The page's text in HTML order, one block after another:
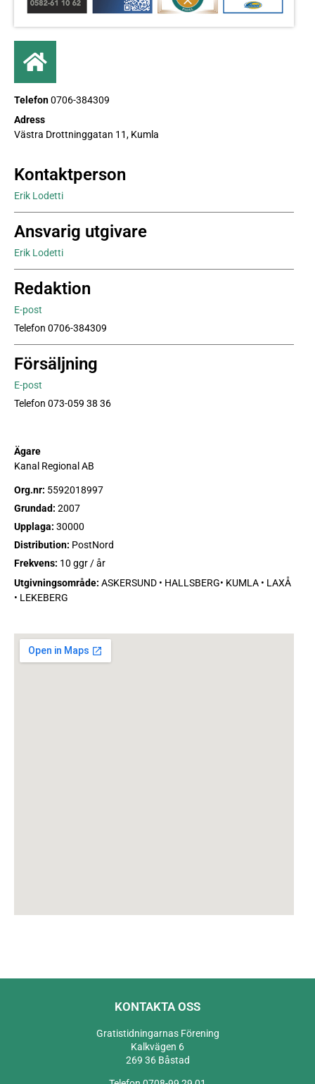
Telefon0706-384309
Adress
Västra Drottninggatan 11, Kumla
Kontaktperson
Erik Lodetti
Ansvarig utgivare
Erik Lodetti
Redaktion
E-post
Telefon 0706-384309
Försäljning
E-post
Telefon 073-059 38 36
Ägare
Kanal Regional AB
Org.nr: 5592018997
Grundad: 2007
Upplaga: 30000
Distribution: PostNord
Frekvens: 10 ggr / år
Utgivningsområde: ASKERSUND • HALLSBERG• KUMLA • LAXÅ
• LEKEBERG
KONTAKTA OSS
Gratistidningarnas Förening
Kalkvägen 6
269 36 Båstad